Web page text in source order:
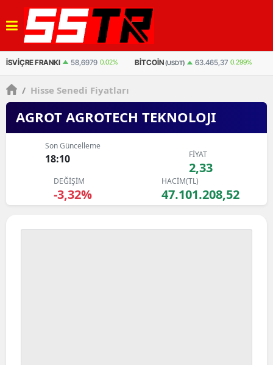
BITCOIN(USDT) 63.465,37 0.299% BITCOIN(TL) 3.007.931 0.216%
/ Hisse Senedi Fiyatları
AGROT AGROTECH TEKNOLOJI
Son Güncelleme
18:10 FİYAT
2,33
DEĞİŞİM
-3,32%
HACİM(TL)
47.101.208,52